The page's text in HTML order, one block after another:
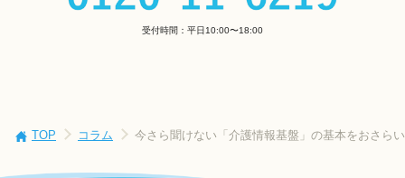
受付時間：平日10:00〜18:00
TOP コラム 今さら聞けない「介護情報基盤」の基本をおさら